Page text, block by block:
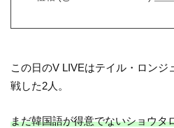
この日のV LIVEはテイル・ロン
戦した2人。
まだ韓国語が得意でないショウタ